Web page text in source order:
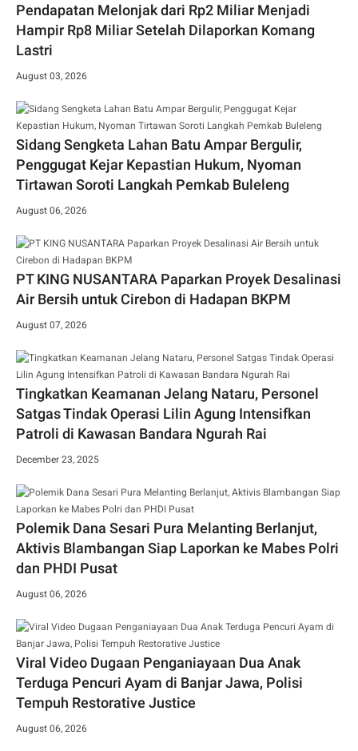
Pendapatan Melonjak dari Rp2 Miliar Menjadi
Hampir Rp8 Miliar Setelah Dilaporkan Komang
Lastri
August 03, 2026
Sidang Sengketa Lahan Batu Ampar Bergulir,
Penggugat Kejar Kepastian Hukum, Nyoman
Tirtawan Soroti Langkah Pemkab Buleleng
August 06, 2026
PT KING NUSANTARA Paparkan Proyek Desalinasi
Air Bersih untuk Cirebon di Hadapan BKPM
August 07, 2026
Tingkatkan Keamanan Jelang Nataru, Personel
Satgas Tindak Operasi Lilin Agung Intensifkan
Patroli di Kawasan Bandara Ngurah Rai
December 23, 2025
Polemik Dana Sesari Pura Melanting Berlanjut,
Aktivis Blambangan Siap Laporkan ke Mabes Polri
dan PHDI Pusat
August 06, 2026
Viral Video Dugaan Penganiayaan Dua Anak
Terduga Pencuri Ayam di Banjar Jawa, Polisi
Tempuh Restorative Justice
August 06, 2026